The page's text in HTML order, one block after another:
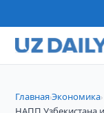
Главная›Экономика›